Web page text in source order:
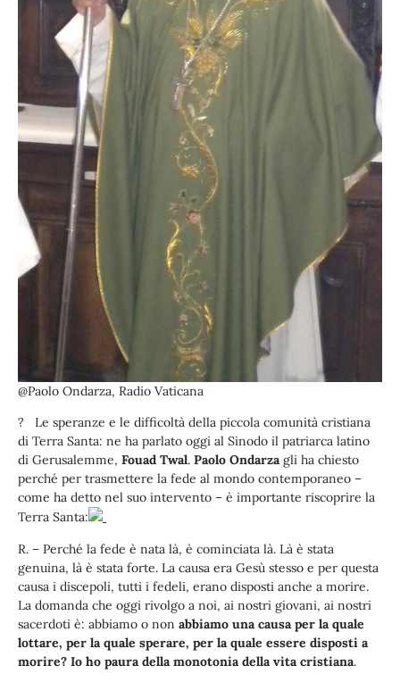
@Paolo Ondarza, Radio Vaticana
? Le speranze e le difficoltà della piccola comunità cristiana
di Terra Santa: ne ha parlato oggi al Sinodo il patriarca latino
di Gerusalemme, Fouad Twal. Paolo Ondarzagli ha chiesto
perché per trasmettere la fede al mondo contemporaneo –
come ha detto nel suo intervento – è importante riscoprire la
Terra Santa:
R. – Perché la fede è nata là, è cominciata là. Là è stata
genuina, là è stata forte. La causa era Gesù stesso e per questa
causa i discepoli, tutti i fedeli, erano disposti anche a morire.
La domanda che oggi rivolgo a noi, ai nostri giovani, ai nostri
sacerdoti è: abbiamo o non abbiamo una causa per la quale
lottare, per la quale sperare, per la quale essere disposti a
morire? Io ho paura della monotonia della vita cristiana.